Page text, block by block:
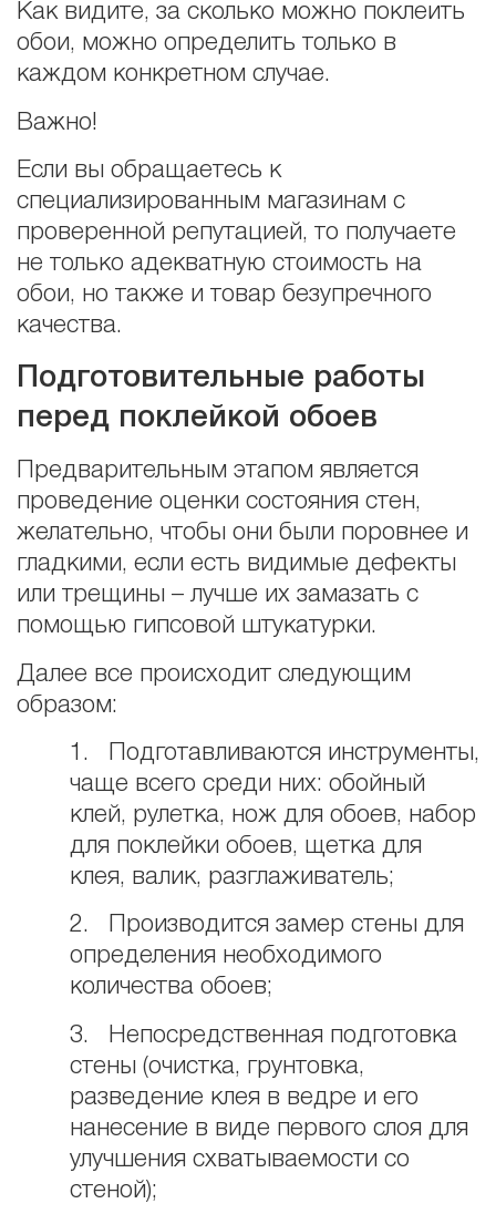
Как видите, за сколько можно поклеить
обои, можно определить только в
каждом конкретном случае.
Важно!
Если вы обращаетесь к
специализированным магазинам с
проверенной репутацией, то получаете
не только адекватную стоимость на
обои, но также и товар безупречного
качества.
Подготовительные работы
перед поклейкой обоев
Предварительным этапом является
проведение оценки состояния стен,
желательно, чтобы они были поровнее и
гладкими, если есть видимые дефекты
или трещины – лучше их замазать с
помощью гипсовой штукатурки.
Далее все происходит следующим
образом:
1. Подготавливаются инструменты,
чаще всего среди них: обойный
клей, рулетка, нож для обоев, набор
для поклейки обоев, щетка для
клея, валик, разглаживатель;
2. Производится замер стены для
определения необходимого
количества обоев;
3. Непосредственная подготовка
стены (очистка, грунтовка,
разведение клея в ведре и его
нанесение в виде первого слоя для
улучшения схватываемости со
стеной);